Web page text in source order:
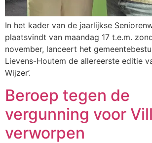
In het kader van de jaarlijkse
plaatsvindt van maandag 17 t.e.m.
november, lanceert het
Lievens-Houtem de allereerste editie
Wijzer’.
Beroep tegen de
vergunning voor
verworpen